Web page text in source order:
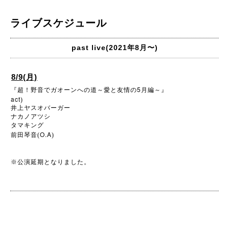
ライブスケジュール
past live(2021年8月〜)
8/9(月)
『超！野音でガオーンへの道～愛と友情の5 月編～』
act)
井上ヤスオバーガー
ナカノアツシ
タマキング
前田琴音(O.A)
※公演延期となりました。